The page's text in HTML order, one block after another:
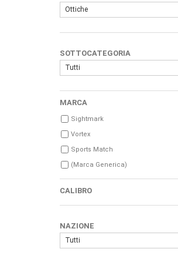
Ottiche
SOTTOCATEGORIA
Tutti
MARCA
Sightmark
Vortex
Sports Match
(Marca Generica)
CALIBRO
NAZIONE
Tutti